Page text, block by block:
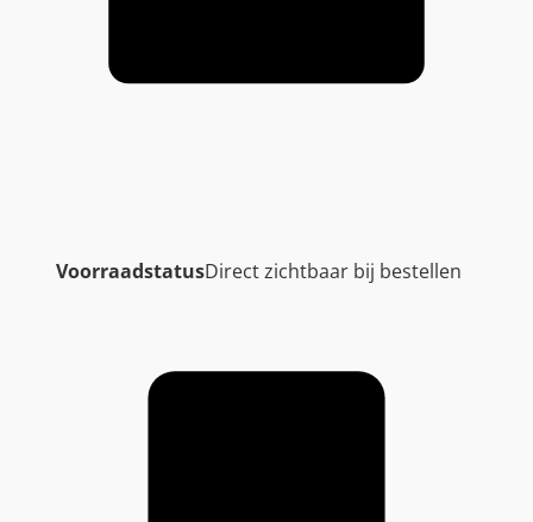
VoorraadstatusDirect zichtbaar bij bestellen